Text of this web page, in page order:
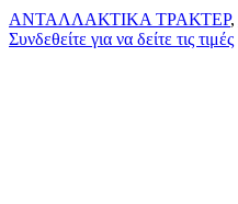
ΑΝΤΑΛΛΑΚΤΙΚΑ ΤΡΑΚΤΕΡ,
Συνδεθείτε για να δείτε τις τιμές